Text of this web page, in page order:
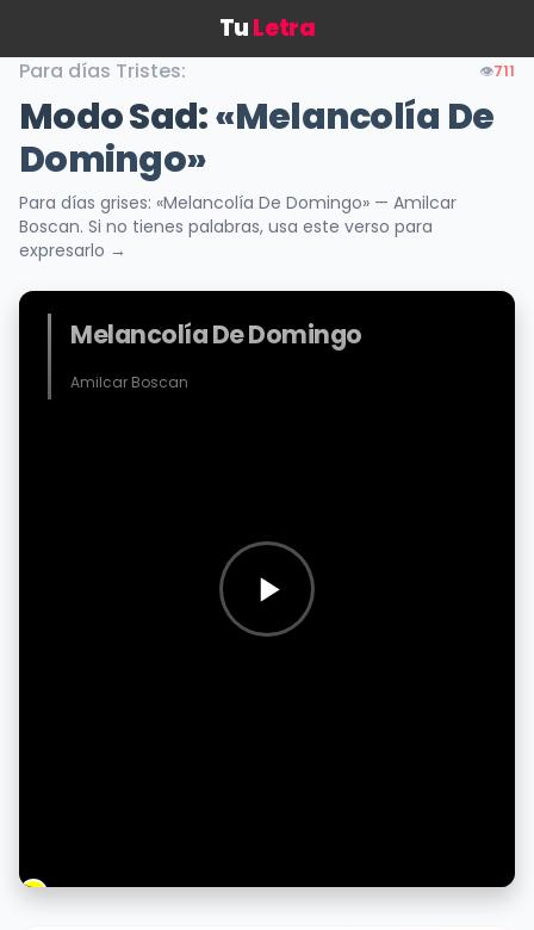
TuLetra
Para días Tristes: 👁️711
Modo Sad:«Melancolía De
Domingo»
Para días grises: «Melancolía De Domingo» — Amilcar
Boscan. Si no tienes palabras, usa este verso para
expresarlo →
Melancolía De Domingo
Amilcar Boscan